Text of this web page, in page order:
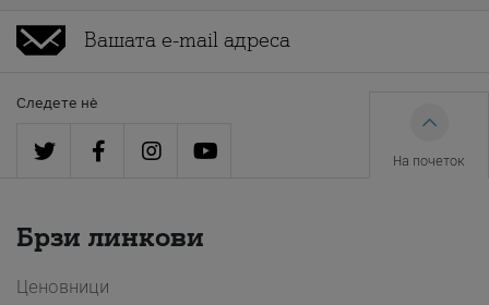
Следете нè
На почеток
Брзи линкови
Ценовници